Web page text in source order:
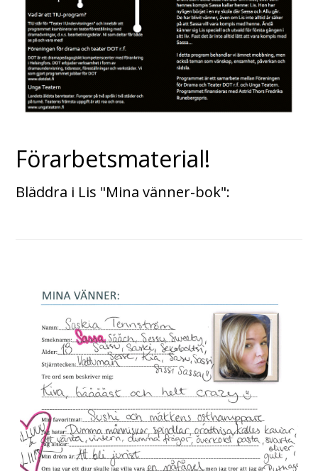
Förarbetsmaterial!
Bläddra i Lis "Mina vänner-bok":